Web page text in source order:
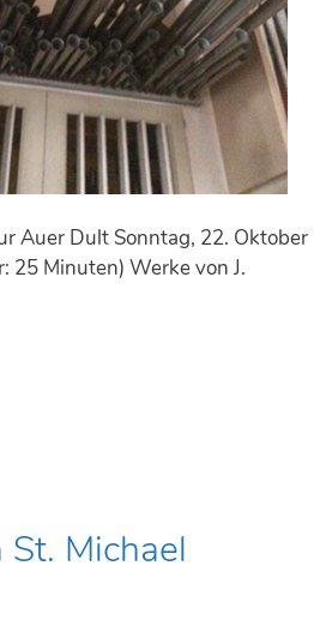
Auer Dult Sonntag, 22. Oktober
25 Minuten) Werke von J.
Michael